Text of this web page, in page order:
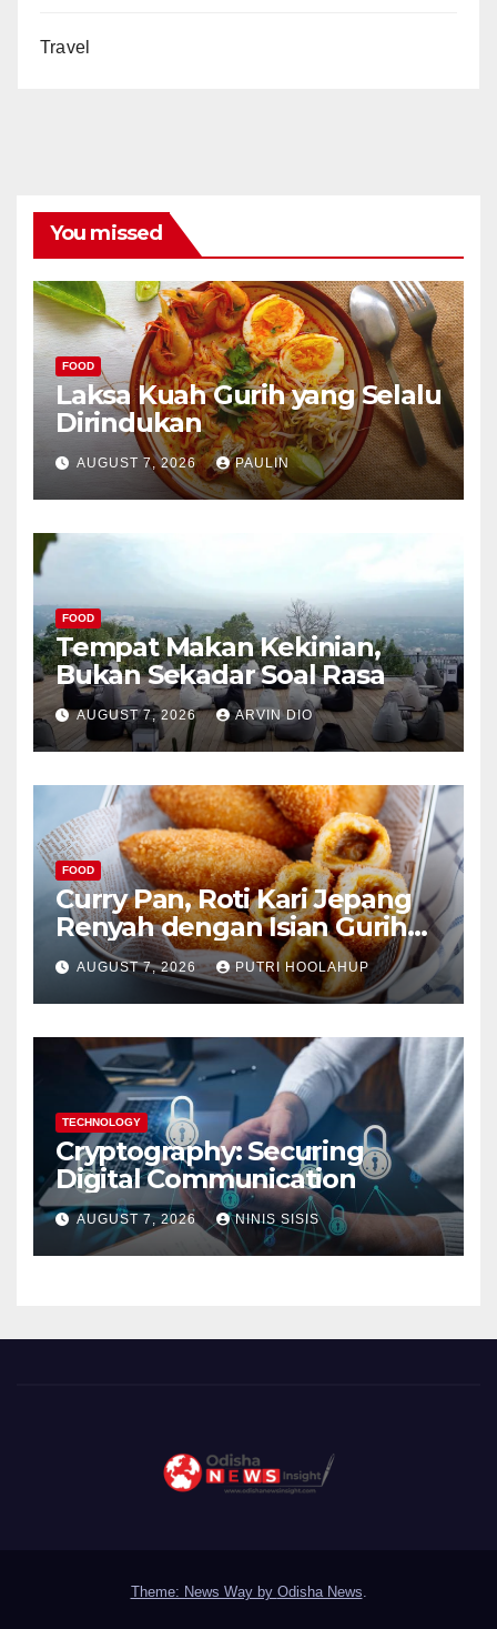
Travel
You missed
FOOD
Laksa Kuah Gurih yang Selalu
Dirindukan
AUGUST 7, 2026 PAULIN
FOOD
Tempat Makan Kekinian,
Bukan Sekadar Soal Rasa
AUGUST 7, 2026 ARVIN DIO
FOOD
Curry Pan, Roti Kari Jepang
Renyah dengan Isian Gurih
Menggoda
AUGUST 7, 2026 PUTRI HOOLAHUP
TECHNOLOGY
Cryptography: Securing
Digital Communication
AUGUST 7, 2026 NINIS SISIS
Theme: News Way by Odisha News